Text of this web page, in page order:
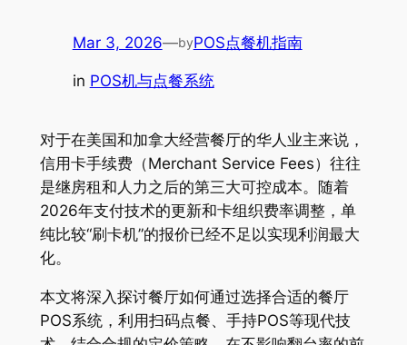
Mar 3, 2026—byPOS点餐机指南
in POS机与点餐系统
对于在美国和加拿大经营餐厅的华人业主来说，
信用卡手续费（Merchant Service Fees）往往
是继房租和人力之后的第三大可控成本。随着
2026年支付技术的更新和卡组织费率调整，单
纯比较“刷卡机”的报价已经不足以实现利润最大
化。
本文将深入探讨餐厅如何通过选择合适的餐厅
POS系统，利用扫码点餐、手持POS等现代技